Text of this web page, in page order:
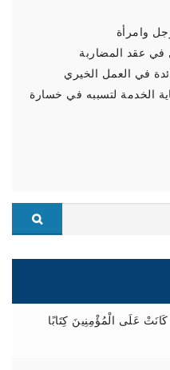
وامرأة
عقد المضاربة
في العمل الخيري
الخدمة لتسببه في خسارة
عَلَى الْمُؤْمِنِينَ كِتَابًا